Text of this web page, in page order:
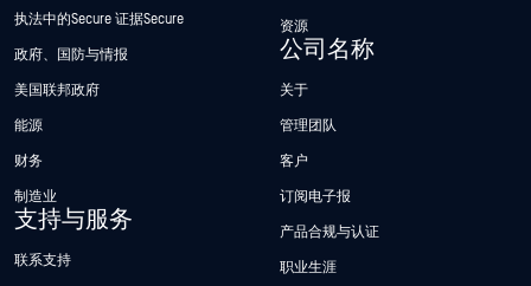
执法中的Secure 证据Secure
政府、国防与情报
美国联邦政府
能源
财务
制造业
支持与服务
联系支持
资源
公司名称
关于
管理团队
客户
订阅电子报
产品合规与认证
职业生涯